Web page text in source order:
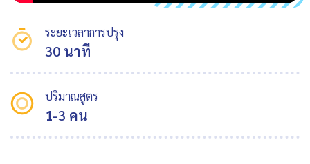
ระยะเวลาการปรุง
30 นาที
ปริมาณสูตร
1-3 คน